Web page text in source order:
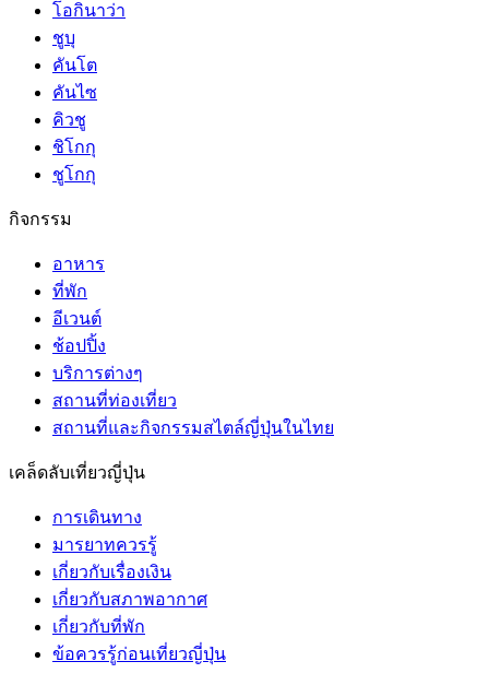
โอกินาว่า
ชูบุ
คันโต
คันไซ
คิวชู
ชิโกกุ
ชูโกกุ
กิจกรรม
อาหาร
ที่พัก
อีเวนต์
ช้อปปิ้ง
บริการต่างๆ
สถานที่ท่องเที่ยว
สถานที่และกิจกรรมสไตล์ญี่ปุ่นในไทย
เคล็ดลับเที่ยวญี่ปุ่น
การเดินทาง
มารยาทควรรู้
เกี่ยวกับเรื่องเงิน
เกี่ยวกับสภาพอากาศ
เกี่ยวกับที่พัก
ข้อควรรู้ก่อนเที่ยวญี่ปุ่น